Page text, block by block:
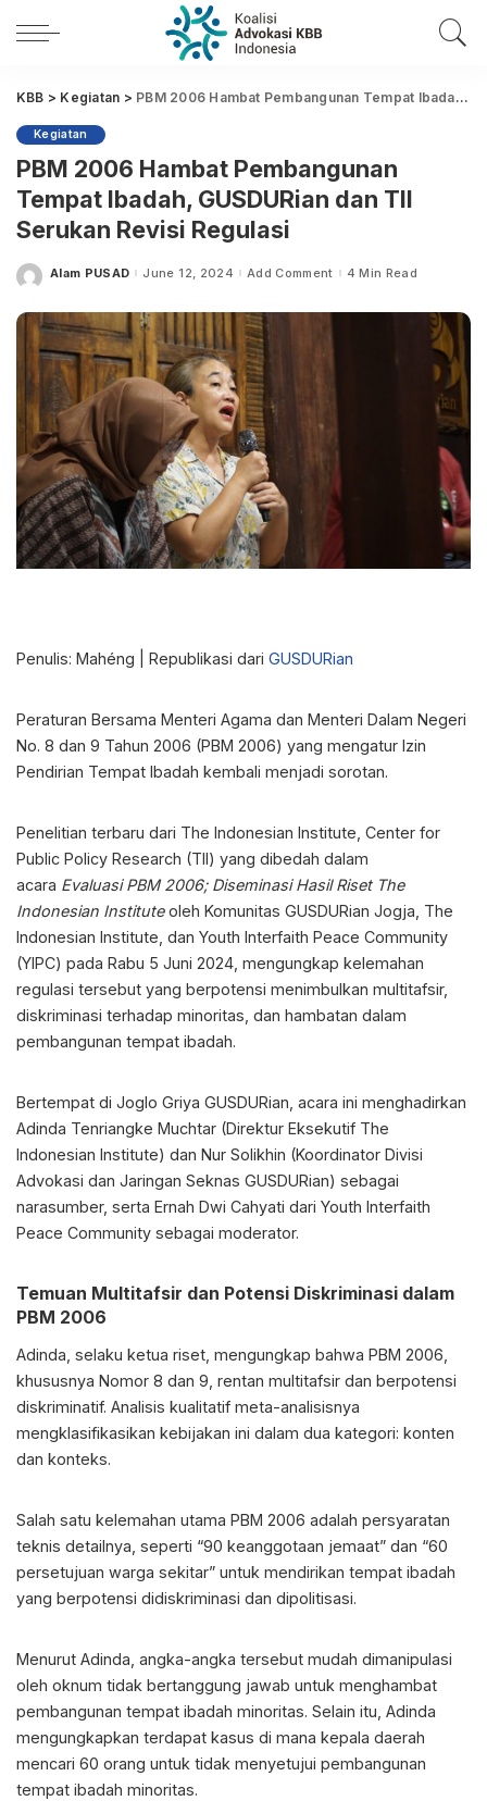
KBB > Kegiatan > PBM 2006 Hambat Pembangunan Tempat Ibadah, GUSDURian dan TII Serukan Revisi Regulasi
Kegiatan
PBM 2006 Hambat Pembangunan
Tempat Ibadah, GUSDURian dan TII
Serukan Revisi Regulasi
Posted
Alam PUSAD June 12, 2024 Add Comment 4 Min Read
Penulis: Mahéng | Republikasi dari GUSDURian
Peraturan Bersama Menteri Agama dan Menteri Dalam Negeri
No. 8 dan 9 Tahun 2006 (PBM 2006) yang mengatur Izin
Pendirian Tempat Ibadah kembali menjadi sorotan.
Penelitian terbaru dari The Indonesian Institute, Center for
Public Policy Research (TII) yang dibedah dalam
acara Evaluasi PBM 2006; Diseminasi Hasil Riset The
Indonesian Instituteoleh Komunitas GUSDURian Jogja, The
Indonesian Institute, dan Youth Interfaith Peace Community
(YIPC) pada Rabu 5 Juni 2024, mengungkap kelemahan
regulasi tersebut yang berpotensi menimbulkan multitafsir,
diskriminasi terhadap minoritas, dan hambatan dalam
pembangunan tempat ibadah.
Bertempat di Joglo Griya GUSDURian, acara ini menghadirkan
Adinda Tenriangke Muchtar (Direktur Eksekutif The
Indonesian Institute) dan Nur Solikhin (Koordinator Divisi
Advokasi dan Jaringan Seknas GUSDURian) sebagai
narasumber, serta Ernah Dwi Cahyati dari Youth Interfaith
Peace Community sebagai moderator.
Temuan Multitafsir dan Potensi Diskriminasi dalam
PBM 2006
Adinda, selaku ketua riset, mengungkap bahwa PBM 2006,
khususnya Nomor 8 dan 9, rentan multitafsir dan berpotensi
diskriminatif. Analisis kualitatif meta-analisisnya
mengklasifikasikan kebijakan ini dalam dua kategori: konten
dan konteks.
Salah satu kelemahan utama PBM 2006 adalah persyaratan
teknis detailnya, seperti “90 keanggotaan jemaat” dan “60
persetujuan warga sekitar” untuk mendirikan tempat ibadah
yang berpotensi didiskriminasi dan dipolitisasi.
Menurut Adinda, angka-angka tersebut mudah dimanipulasi
oleh oknum tidak bertanggung jawab untuk menghambat
pembangunan tempat ibadah minoritas. Selain itu, Adinda
mengungkapkan terdapat kasus di mana kepala daerah
mencari 60 orang untuk tidak menyetujui pembangunan
tempat ibadah minoritas.